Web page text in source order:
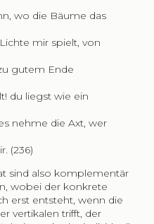
wo die Bäume das
mir spielt, von
gutem Ende
du liegst wie ein
nehme die Axt, wer
(236)
sind also komplementär
wobei der konkrete
erst entsteht, wenn die
vertikalen trifft, der